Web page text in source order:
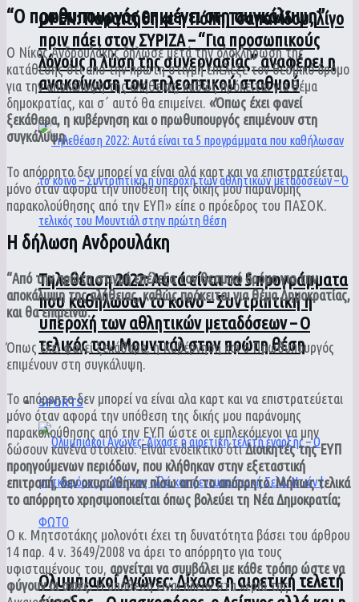
ΟPEN: Παραιτήθηκε η Πόπη Τσαπανίδου, λίγο
πριν πάει στον ΣΥΡΙΖΑ – “Για προσωπικούς
λόγους η λύση της συνεργασίας” αναφέρει η
ανακοίνωση του τηλεοπτικού σταθμού
Τηλεθέαση 2022: Αυτά είναι τα 5 προγράμματα
που καθήλωσαν το κοινό – Συντριπτική η
υπεροχή των αθλητικών μεταδόσεων – Ο
τελικός του Μουντιάλ στην πρώτη θέση
SPORTS
Ολυμπιακοί Αγώνες: Δίχασε η αιρετική τελετή
“Ο πρωθυπουργός επιμένει στη συγκάλυψη”
Ο Νίκος Ανδρουλάκης δήλωσε μετά την ολοκλήρωση της
κατάθεσης ότι από την πρώτη στιγμή επέλεξε τον θεσμικό δρόμο
για την αποκάλυψη της αλήθειας, καθώς πρόκειται για θέμα
δημοκρατίας, και σ΄ αυτό θα επιμείνει. «Όπως έχει φανεί
ξεκάθαρα, η κυβέρνηση και ο πρωθυπουργός επιμένουν στη
συγκάλυψη.
Το απόρρητο δεν μπορεί να είναι αλά καρτ και να επιστρατεύεται
μόνο όταν αφορά την υπόθεση της δικής μου παράνομης
παρακολούθησης από την ΕΥΠ» είπε ο πρόεδρος του ΠΑΣΟΚ.
Η δήλωση Ανδρουλάκη
“Από την πρώτη στιγμή επέλεξα τον θεσμικό δρόμο για την
αποκάλυψη της αλήθειας, καθώς πρόκειται για θέμα Δημοκρατίας,
και θα επιμείνω.
Όπως έχει φανεί ξεκάθαρα, η Κυβέρνηση και ο Πρωθυπουργός
επιμένουν στη συγκάλυψη.
Το απόρρητο δεν μπορεί να είναι αλα καρτ και να επιστρατεύεται
μόνο όταν αφορά την υπόθεση της δικής μου παράνομης
παρακολούθησης από την ΕΥΠ ώστε οι εμπλεκόμενοι να μην
δώσουν κανένα στοιχείο. Είναι ενδεικτικό ότιΔιοικητές της ΕΥΠ
προηγούμενων περιόδων, που κλήθηκαν στην εξεταστική
επιτροπή, δεν οχυρώθηκαν πίσω από το απόρρητο. Μήπως τελικά
το απόρρητο χρησιμοποιείται όπως βολεύει τη Νέα Δημοκρατία;
Ο κ. Μητσοτάκης μολονότι έχει τη δυνατότητα βάσει του άρθρου
14 παρ. 4 ν. 3649/2008 να άρει το απόρρητο για τους
υφισταμένους του, αρνείται να συμβάλει με κάθε τρόπο ώστε να
φύγουν οι σκιές.Η υπόθεση είναι πλέον στα χέρια της